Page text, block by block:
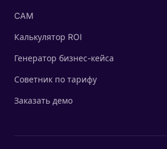
CAM
Калькулятор ROI
Генератор бизнес-кейса
Советник по тарифу
Заказать демо